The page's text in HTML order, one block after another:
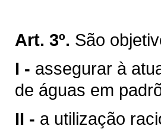
Art. 3º. São
I - assegurar à
de águas em
II - a utilização